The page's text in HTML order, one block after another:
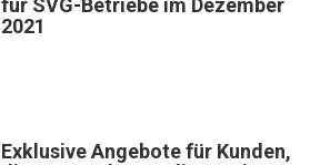
für SVG-Betriebe im Dezember
2021
Exklusive Angebote für Kunden,